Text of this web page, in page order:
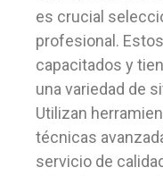
es crucial
profesional.
capacitados y
una variedad de
Utilizan
técnicas
servicio de